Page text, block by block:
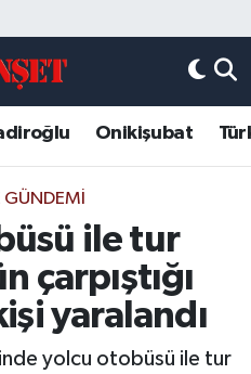
Onikişubat
GÜNDEMI
ile tur
çarpıştığı
yaralandı
yolcu otobüsü ile tur
Eczaneler
Durumu
Yoğunluk Haritası
ve Fikstür